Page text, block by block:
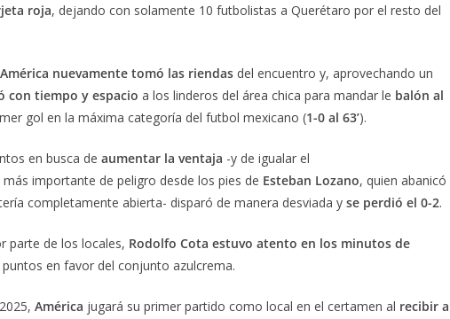
roja, dejando con solamente 10 futbolistas a Querétaro por el resto del
América nuevamente tomó las riendas del encuentro y, aprovechando un
con tiempo y espacio a los linderos del área chica para mandar le balón al
gol en la máxima categoría del futbol mexicano (1-0 al 63’).
en busca de aumentar la ventaja -y de igualar el
importante de peligro desde los pies de Esteban Lozano, quien abanicó
completamente abierta- disparó de manera desviada y se perdió el 0-2.
parte de los locales, Rodolfo Cota estuvo atento en los minutos de
en favor del conjunto azulcrema.
América jugará su primer partido como local en el certamen al recibir a